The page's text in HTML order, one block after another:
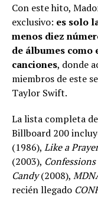
Con este hito,
exclusivo: es solo
menos diez
de álbumes como
canciones, donde
miembros de este
Taylor Swift.
La lista completa
Billboard 200
(1986), Like a Prayer
(2003),
Candy(2008),
recién llegado